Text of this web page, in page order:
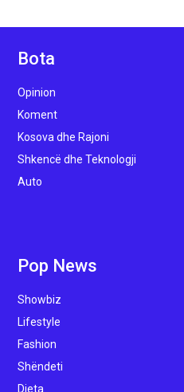
Bota
Opinion
Koment
Kosova dhe Rajoni
Shkencë dhe Teknologji
Auto
Pop News
Showbiz
Lifestyle
Fashion
Shëndeti
Dieta